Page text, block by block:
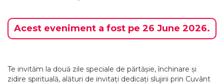
Acest eveniment a fost pe 26 June 2026.
Te invităm la două zile speciale de părtășie, închinare și
zidire spirituală, alături de invitați dedicați slujirii prin Cuvânt